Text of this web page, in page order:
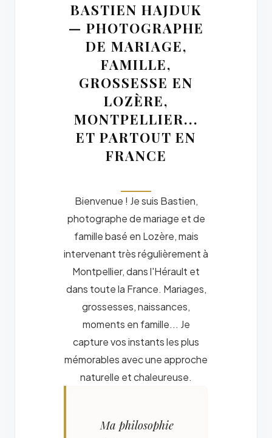
BASTIEN HAJDUK
— PHOTOGRAPHE
DE MARIAGE,
FAMILLE,
GROSSESSE EN
LOZÈRE,
MONTPELLIER...
ET PARTOUT EN
FRANCE
Bienvenue ! Je suis Bastien,
photographe de mariage et de
famille basé en Lozère, mais
intervenant très régulièrement à
Montpellier, dans l'Hérault et
dans toute la France. Mariages,
grossesses, naissances,
moments en famille... Je
capture vos instants les plus
mémorables avec une approche
naturelle et chaleureuse.
Ma philosophie